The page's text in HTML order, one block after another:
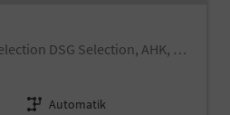
1.5 TSI mHEV 110 kW Selection DSG Selection, AHK, Navi, Side, Kamera, Winter, 4 J.- Garantie
Getriebe Automatik